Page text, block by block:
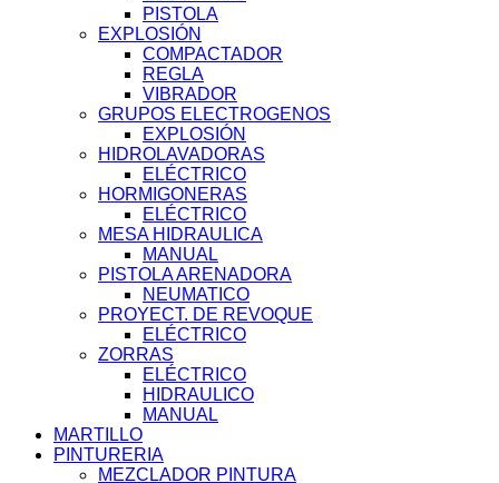
PISTOLA
EXPLOSIÓN
COMPACTADOR
REGLA
VIBRADOR
GRUPOS ELECTROGENOS
EXPLOSIÓN
HIDROLAVADORAS
ELÉCTRICO
HORMIGONERAS
ELÉCTRICO
MESA HIDRAULICA
MANUAL
PISTOLA ARENADORA
NEUMATICO
PROYECT. DE REVOQUE
ELÉCTRICO
ZORRAS
ELÉCTRICO
HIDRAULICO
MANUAL
MARTILLO
PINTURERIA
MEZCLADOR PINTURA